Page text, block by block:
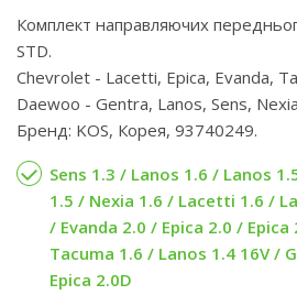
Комплект направляючих
STD.
Chevrolet - Lacetti, Epica, Evanda,
Daewoo - Gentra, Lanos, Sens,
Бренд: KOS, Корея, 93740249.
Sens 1.3 / Lanos 1.6 / Lanos
1.5 / Nexia 1.6 / Lacetti 1.6 /
/ Evanda 2.0 / Epica 2.0 /
Tacuma 1.6 / Lanos 1.4 16V /
Epica 2.0D